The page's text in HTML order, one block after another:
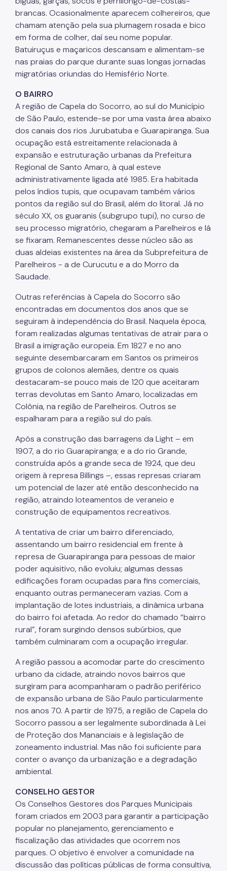
brancas. Ocasionalmente aparecem colhereiros, que
chamam atenção pela sua plumagem rosada e bico
em forma de colher, daí seu nome popular.
Batuiruçus e maçaricos descansam e alimentam-se
nas praias do parque durante suas longas jornadas
migratórias oriundas do Hemisfério Norte.
O BAIRRO
A região de Capela do Socorro, ao sul do Município
de São Paulo, estende-se por uma vasta área abaixo
dos canais dos rios Jurubatuba e Guarapiranga. Sua
ocupação está estreitamente relacionada à
expansão e estruturação urbanas da Prefeitura
Regional de Santo Amaro, à qual esteve
administrativamente ligada até 1985. Era habitada
pelos índios tupis, que ocupavam também vários
pontos da região sul do Brasil, além do litoral. Já no
século XX, os guaranis (subgrupo tupi), no curso de
seu processo migratório, chegaram a Parelheiros e lá
se fixaram. Remanescentes desse núcleo são as
duas aldeias existentes na área da Subprefeitura de
Parelheiros - a de Curucutu e a do Morro da
Saudade.
Outras referências à Capela do Socorro são
encontradas em documentos dos anos que se
seguiram à independência do Brasil. Naquela época,
foram realizadas algumas tentativas de atrair para o
Brasil a imigração europeia. Em 1827 e no ano
seguinte desembarcaram em Santos os primeiros
grupos de colonos alemães, dentre os quais
destacaram-se pouco mais de 120 que aceitaram
terras devolutas em Santo Amaro, localizadas em
Colônia, na região de Parelheiros. Outros se
espalharam para a região sul do país.
Após a construção das barragens da Light – em
1907, a do rio Guarapiranga; e a do rio Grande,
construída após a grande seca de 1924, que deu
origem à represa Billings –, essas represas criaram
um potencial de lazer até então desconhecido na
região, atraindo loteamentos de veraneio e
construção de equipamentos recreativos.
A tentativa de criar um bairro diferenciado,
assentando um bairro residencial em frente à
represa de Guarapiranga para pessoas de maior
poder aquisitivo, não evoluiu; algumas dessas
edificações foram ocupadas para fins comerciais,
enquanto outras permaneceram vazias. Com a
implantação de lotes industriais, a dinâmica urbana
do bairro foi afetada. Ao redor do chamado “bairro
rural”, foram surgindo densos subúrbios, que
também culminaram com a ocupação irregular.
A região passou a acomodar parte do crescimento
urbano da cidade, atraindo novos bairros que
surgiram para acompanharam o padrão periférico
de expansão urbana de São Paulo particularmente
nos anos 70. A partir de 1975, a região de Capela do
Socorro passou a ser legalmente subordinada à Lei
de Proteção dos Mananciais e à legislação de
zoneamento industrial. Mas não foi suficiente para
conter o avanço da urbanização e a degradação
ambiental.
CONSELHO GESTOR
Os Conselhos Gestores dos Parques Municipais
foram criados em 2003 para garantir a participação
popular no planejamento, gerenciamento e
fiscalização das atividades que ocorrem nos
parques. O objetivo é envolver a comunidade na
discussão das políticas públicas de forma consultiva,